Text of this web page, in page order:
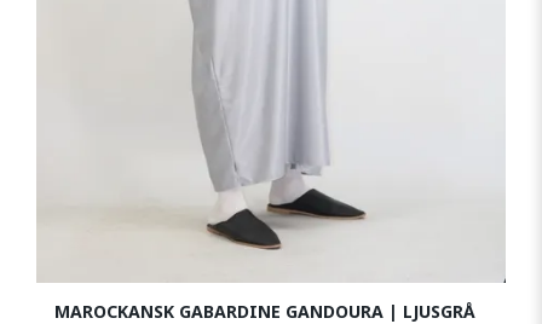
MAROCKANSK GABARDINE GANDOURA | LJUSGRÅ